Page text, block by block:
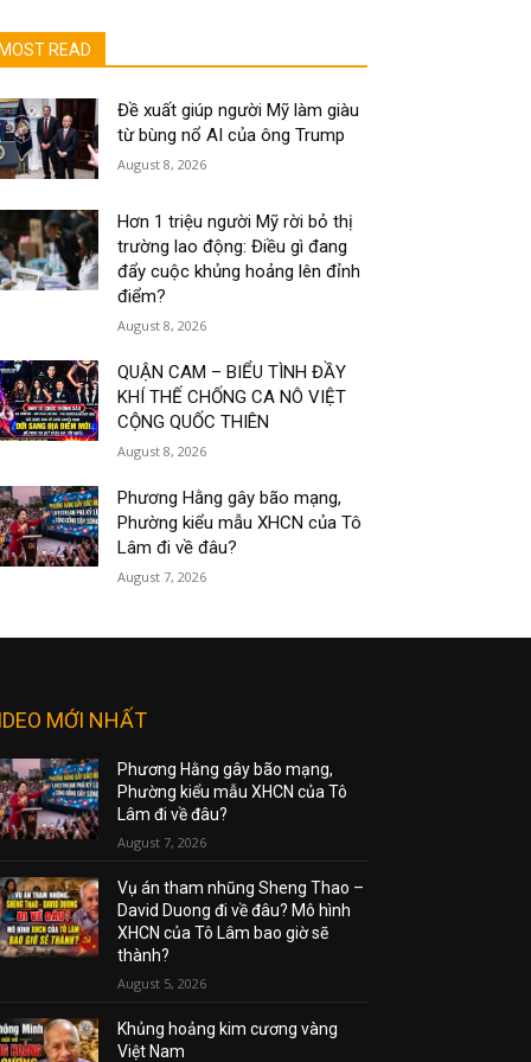
MOST READ
Đề xuất giúp người Mỹ làm giàu
từ bùng nổ AI của ông Trump
August 8, 2026
Hơn 1 triệu người Mỹ rời bỏ thị
trường lao động: Điều gì đang
đẩy cuộc khủng hoảng lên đỉnh
điểm?
August 8, 2026
QUẬN CAM – BIỂU TÌNH ĐẦY
KHÍ THẾ CHỐNG CA NÔ VIỆT
CỘNG QUỐC THIÊN
August 8, 2026
Phương Hằng gây bão mạng,
Phường kiểu mẫu XHCN của Tô
Lâm đi về đâu?
August 7, 2026
MỚI NHẤT
Phương Hằng gây bão mạng,
Phường kiểu mẫu XHCN của Tô
Lâm đi về đâu?
August 7, 2026
Vụ án tham nhũng Sheng Thao –
David Duong đi về đâu? Mô hình
XHCN của Tô Lâm bao giờ sẽ
thành?
August 5, 2026
Khủng hoảng kim cương vàng
Việt Nam